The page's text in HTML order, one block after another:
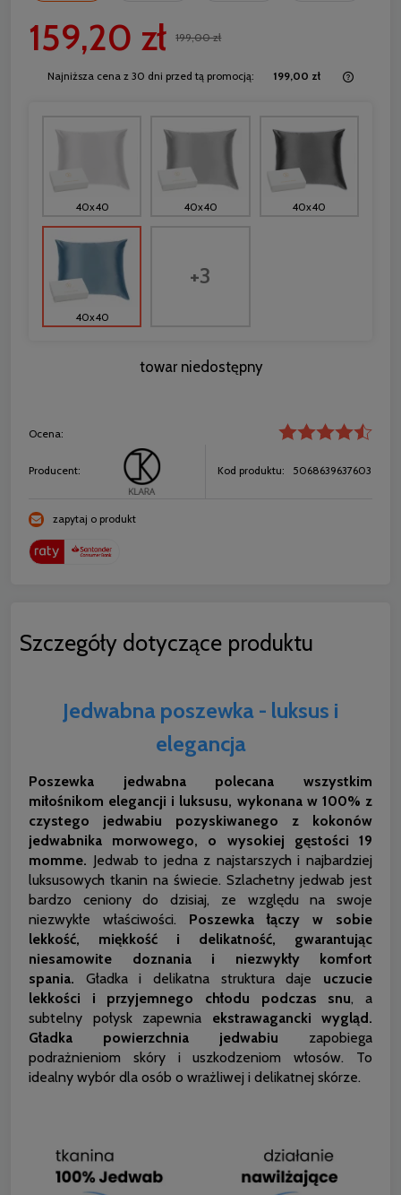
159,20 zł 199,00 zł
Najniższa cena z 30 dni przed tą promocją: 199,00 zł
40x40 40x40 40x40
40x40
+3
towar niedostępny
Ocena:
Producent: Kod produktu: 5068639637603
zapytaj o produkt
Szczegóły dotyczące produktu
Jedwabna poszewka - luksus i
elegancja
Poszewka jedwabna polecana wszystkim
miłośnikom elegancji i luksusu, wykonana w 100% z
czystego jedwabiu pozyskiwanego z kokonów
jedwabnika morwowego, o wysokiej gęstości 19
momme. Jedwab to jedna z najstarszych i najbardziej
luksusowych tkanin na świecie. Szlachetny jedwab jest
bardzo ceniony do dzisiaj, ze względu na swoje
niezwykłe właściwości. Poszewka łączy w sobie
lekkość, miękkość i delikatność, gwarantując
niesamowite doznania i niezwykły komfort
spania. Gładka i delikatna struktura daje uczucie
lekkości i przyjemnego chłodu podczas snu, a
subtelny połysk zapewnia ekstrawagancki wygląd.
Gładka powierzchnia jedwabiu zapobiega
podrażnieniom skóry i uszkodzeniom włosów. To
idealny wybór dla osób o wrażliwej i delikatnej skórze.